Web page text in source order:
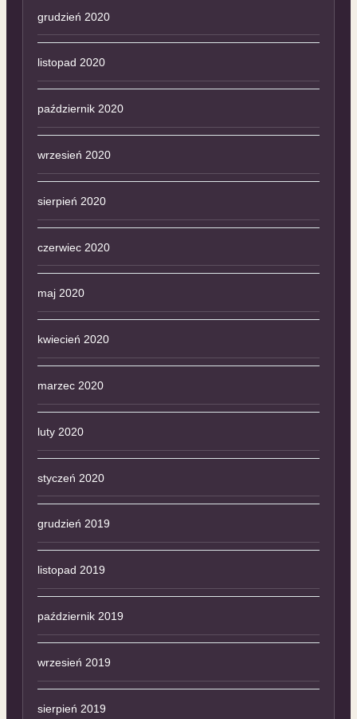
grudzień 2020
listopad 2020
październik 2020
wrzesień 2020
sierpień 2020
czerwiec 2020
maj 2020
kwiecień 2020
marzec 2020
luty 2020
styczeń 2020
grudzień 2019
listopad 2019
październik 2019
wrzesień 2019
sierpień 2019